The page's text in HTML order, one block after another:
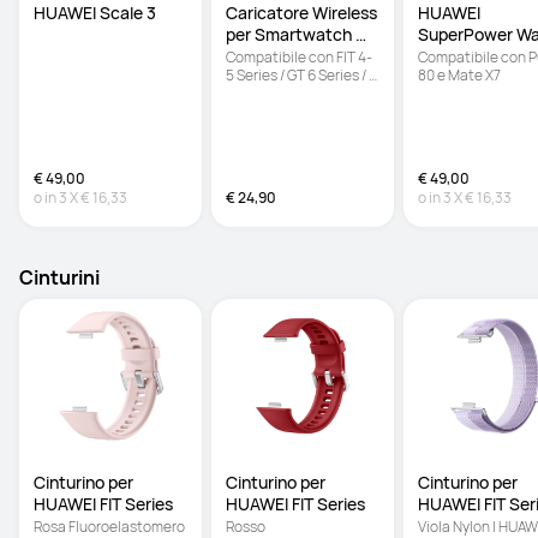
€ 49,00
o in3X€ 16,33
Caricatore Wireless
per Smartwatch
HUAWEI
Compatibile con FIT 4-
5 Series / GT 6 Series /
€ 24,90
HUAWEI
SuperPower
Charger
Compatibile con
80 e Mate X7
€ 49,00
o in3X€ 16,33
Cinturini
Cinturino per
HUAWEI FIT Series
Rosa Fluoroelastomero
Cinturino per
HUAWEI FIT Series
Rosso
Cinturino per
HUAWEI FIT
Viola Nylon |